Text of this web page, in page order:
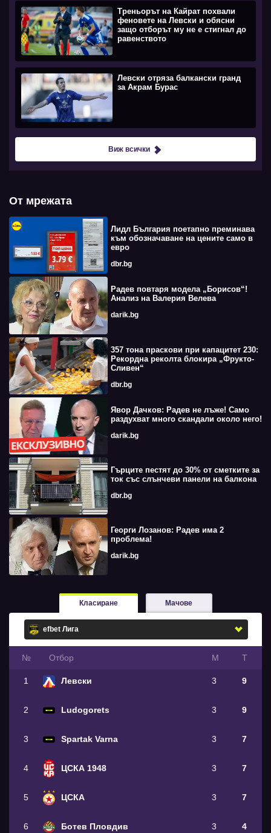
Треньорът на Кайрат похвали
феновете на Левски и обясни
защо отборът му не е стигнал до
равенството
Левски отряза балкански гранд
за Акрам Бурас
Виж всички
От мрежата
Лидл България поетапно преминава
към обозначаване на цените само в
евро
dbr.bg
Радев повтаря модела „Борисов“!
Анализ на Валерия Велева
darik.bg
357 тона праскови при капацитет 230:
Рекордна реколта блокира „Фрукто-
Сливен“
dbr.bg
Явор Дачков: Радев не лъже! Само
раздухват много скандали около него!
darik.bg
Гърците пестят до 30% от сметките за
ток със слънчеви панели на балкона
dbr.bg
Георги Лозанов: Радев има 2
проблема!
darik.bg
Класиране Мачове
№ Oтбор М Т
1 Левски 3 9
2 Ludogorets 3 9
3 Spartak Varna 3 7
4 ЦСКА 1948 3 7
5 ЦСКА 3 7
6 Ботев Пловдив 3 4